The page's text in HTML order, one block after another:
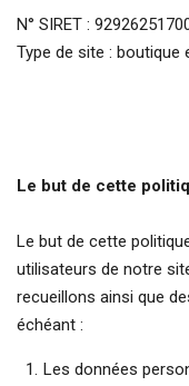
N° SIRET :
Type de site : boutique
Le but de cette
Le but de cette
utilisateurs de notre
recueillons ainsi que
échéant :
Les données